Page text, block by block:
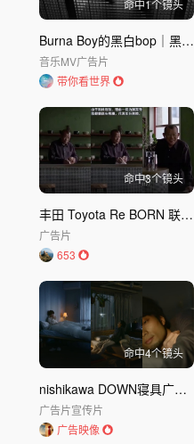
命中1个镜头
Burna Boy的黑白bop｜黑白bop
音乐MV广告片
带你看世界
命中3个镜头
丰田 Toyota Re BORN 联动长篇创意广告
广告片
653
命中4个镜头
nishikawa DOWN寝具广告「热爱睡眠」｜nishikawa
广告片宣传片
广告映像